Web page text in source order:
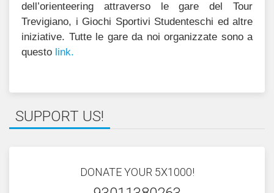
dell’orienteering attraverso le gare del Tour
Trevigiano, i Giochi Sportivi Studenteschi ed altre
iniziative. Tutte le gare da noi organizzate sono a
questo link.
SUPPORT US!
DONATE YOUR 5X1000!